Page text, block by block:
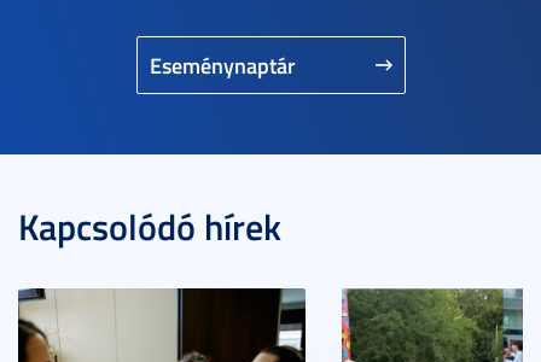
Eseménynaptár
Kapcsolódó hírek